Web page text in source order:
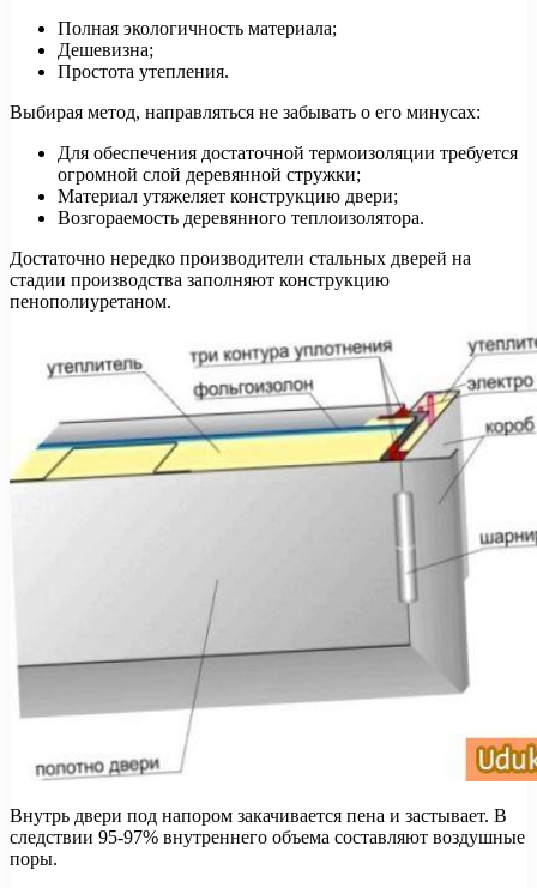
Полная экологичность материала;
Дешевизна;
Простота утепления.
Выбирая метод, направляться не забывать о его минусах:
Для обеспечения достаточной термоизоляции требуется
огромной слой деревянной стружки;
Материал утяжеляет конструкцию двери;
Возгораемость деревянного теплоизолятора.
Достаточно нередко производители стальных дверей на
стадии производства заполняют конструкцию
пенополиуретаном.
Внутрь двери под напором закачивается пена и застывает. В
следствии 95-97% внутреннего объема составляют воздушные
поры.